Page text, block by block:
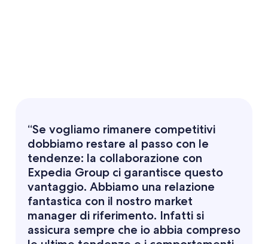
“Se vogliamo rimanere competitivi
dobbiamo restare al passo con le
tendenze: la collaborazione con
Expedia Group ci garantisce questo
vantaggio. Abbiamo una relazione
fantastica con il nostro market
manager di riferimento. Infatti si
assicura sempre che io abbia compreso